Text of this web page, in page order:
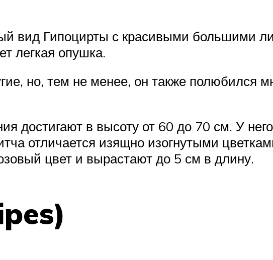
вид Гипоцирты с красивыми большими
легкая опушка.
но, тем не менее, он также полюбился
достигают в высоту от 60 до 70 см. У
отличается изящно изогнутыми
цвет и вырастают до 5 см в длину.